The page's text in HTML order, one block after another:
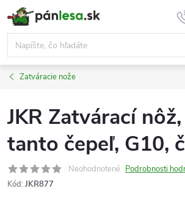
Prejsť
na
obsah
Zatváracie nože
JKR Zatvárací
tanto čepeľ, G10,
Neohodnotené Podrobnosti
Kód: JKR877